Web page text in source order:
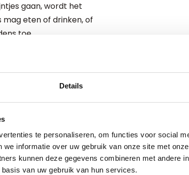
Details
te personaliseren, om functies voor social
informatie over uw gebruik van onze site met
kunnen deze gegevens combineren met andere
van uw gebruik van hun services.
gaan, wordt het
mag eten of drinken, of
toe.
in een heerlijke
La dolce vita, zou je denken.
geluiden, geuren –
op het enige dat ze nog
moesten we
we iemand ritueel aan
daarna: alles eruit. Letterlijk
haar. En heftig voor ons